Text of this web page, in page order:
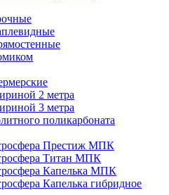
2 метра
3 метра
поликарбоната
Престиж МПК
Титан МПК
Капелька МПК
Капелька гибридное